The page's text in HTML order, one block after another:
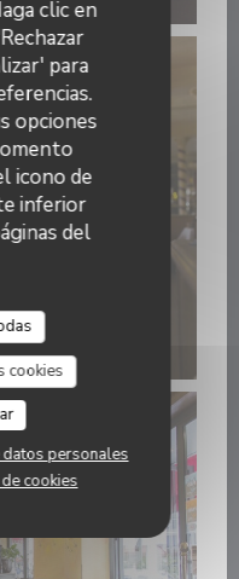
clic en
para
opciones
icono de
inferior
del
cookies
personales
cookies